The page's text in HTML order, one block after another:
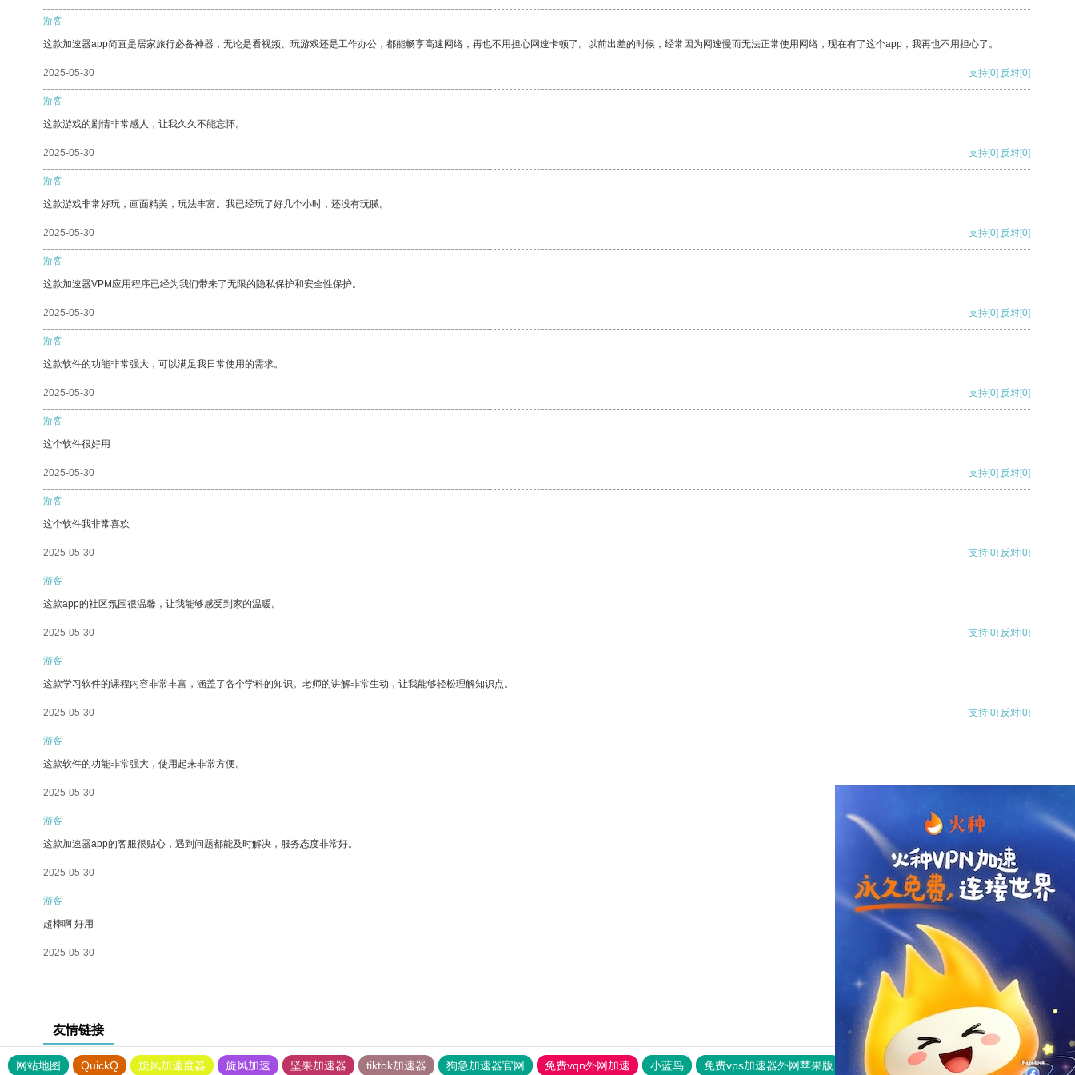
游客
这款加速器app简直是居家旅行必备神器，无论是看视频、玩游戏还是工作办公，都能畅享高速网络，再也不用担心网速卡顿了。以前出差的时候，经常因为网速慢而无法正常使用网络，现在有了这个app，我再也不用担心了。
2025-05-30 支持[0] 反对[0]
游客
这款游戏的剧情非常感人，让我久久不能忘怀。
2025-05-30 支持[0] 反对[0]
游客
这款游戏非常好玩，画面精美，玩法丰富。我已经玩了好几个小时，还没有玩腻。
2025-05-30 支持[0] 反对[0]
游客
这款加速器VPM应用程序已经为我们带来了无限的隐私保护和安全性保护。
2025-05-30 支持[0] 反对[0]
游客
这款软件的功能非常强大，可以满足我日常使用的需求。
2025-05-30 支持[0] 反对[0]
游客
这个软件很好用
2025-05-30 支持[0] 反对[0]
游客
这个软件我非常喜欢
2025-05-30 支持[0] 反对[0]
游客
这款app的社区氛围很温馨，让我能够感受到家的温暖。
2025-05-30 支持[0] 反对[0]
游客
这款学习软件的课程内容非常丰富，涵盖了各个学科的知识。老师的讲解非常生动，让我能够轻松理解知识点。
2025-05-30 支持[0] 反对[0]
游客
这款软件的功能非常强大，使用起来非常方便。
2025-05-30
游客
这款加速器app的客服很贴心，遇到问题都能及时解决，服务态度非常好。
2025-05-30 支持 [0] 反对 [0]
游客
超棒啊 好用
2025-05-30 支持
友情链接
网站地图 QuickQ 旋风加速度器 旋风加速 坚果加速器 tiktok加速器 狗急加速器官网 免费vqn外网加速 小蓝鸟 免费vps加速器外网苹果版 旋风加速度器 快连加速器